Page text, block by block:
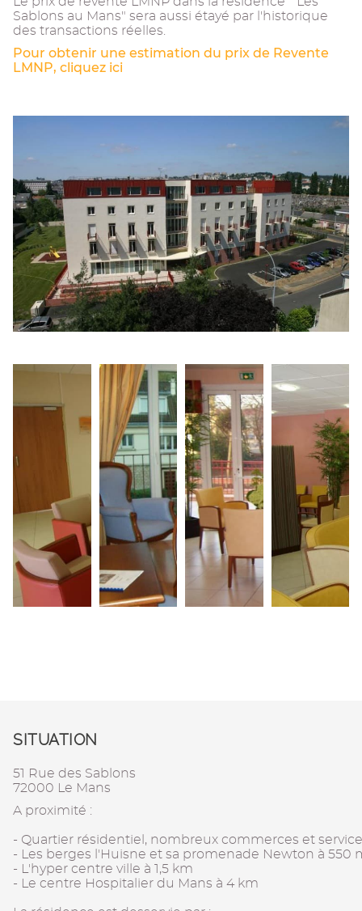
Sablons au Mans" sera aussi étayé par l'historique
des transactions réelles.
Pour obtenir une estimation du prix de Revente
LMNP, cliquez ici
SITUATION
51 Rue des Sablons
72000 Le Mans
A proximité :
- Quartier résidentiel, nombreux commerces et
- Les berges l'Huisne et sa promenade Newton à 550
- L'hyper centre ville à 1,5 km
- Le centre Hospitalier du Mans à 4 km